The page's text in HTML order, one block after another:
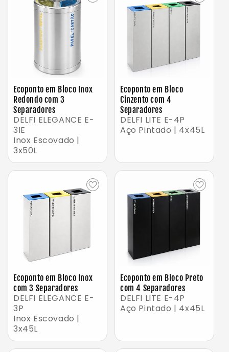
Ecoponto em Bloco Inox
Redondo com 3
Separadores
DELFI ELEGANCE E-
3IE
Inox Escovado |
3x50L
Ecoponto em Bloco
Cinzento com 4
Separadores
DELFI LITE E-4P
Aço Pintado | 4x45L
Ecoponto em Bloco Inox
com 3 Separadores
DELFI ELEGANCE E-
3P
Inox Escovado |
3x45L
Ecoponto em Bloco Preto
com 4 Separadores
DELFI LITE E-4P
Aço Pintado | 4x45L